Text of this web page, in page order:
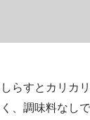
らすとカリカ
、調味料なし